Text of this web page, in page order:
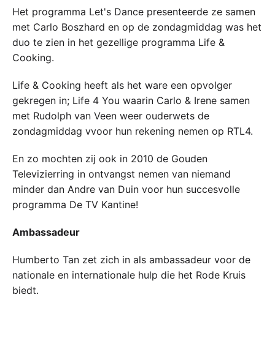
Het programma Let's Dance presenteerde ze samen
met Carlo Boszhard en op de zondagmiddag was het
duo te zien in het gezellige programma Life &
Cooking.
Life & Cooking heeft als het ware een opvolger
gekregen in; Life 4 You waarin Carlo & Irene samen
met Rudolph van Veen weer ouderwets de
zondagmiddag vvoor hun rekening nemen op RTL4.
En zo mochten zij ook in 2010 de Gouden
Televizierring in ontvangst nemen van niemand
minder dan Andre van Duin voor hun succesvolle
programma De TV Kantine!
Ambassadeur
Humberto Tan zet zich in als ambassadeur voor de
nationale en internationale hulp die het Rode Kruis
biedt.